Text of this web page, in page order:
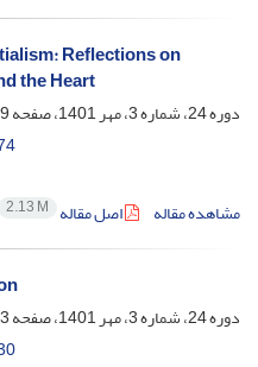
Reflections on
the Heart
دوره 24، شماره 3، مهر 1401، صفحه
مشاهده مقاله
اصل مقاله 2.13 M
دوره 24، شماره 3، مهر 1401، صفحه